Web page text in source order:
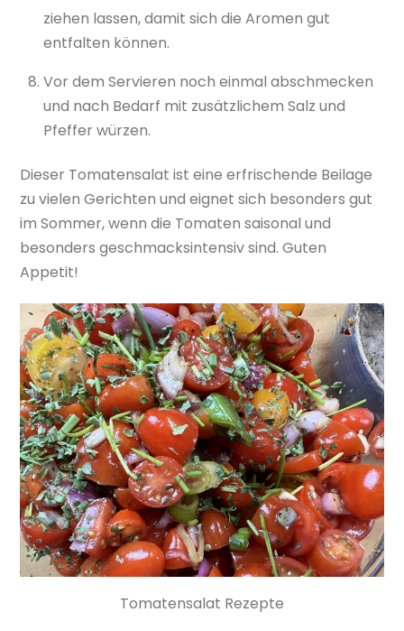
ziehen lassen, damit sich die Aromen gut
entfalten können.
Vor dem Servieren noch einmal abschmecken
und nach Bedarf mit zusätzlichem Salz und
Pfeffer würzen.
Dieser Tomatensalat ist eine erfrischende Beilage
zu vielen Gerichten und eignet sich besonders gut
im Sommer, wenn die Tomaten saisonal und
besonders geschmacksintensiv sind. Guten
Appetit!
Tomatensalat Rezepte